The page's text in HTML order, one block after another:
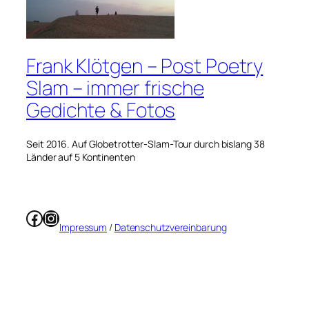
Frank Klötgen – Post Poetry
Slam – immer frische
Gedichte & Fotos
Seit 2016. Auf Globetrotter-Slam-Tour durch bislang 38
Länder auf 5 Kontinenten
Facebook
Instagram
Impressum / Datenschutzvereinbarung